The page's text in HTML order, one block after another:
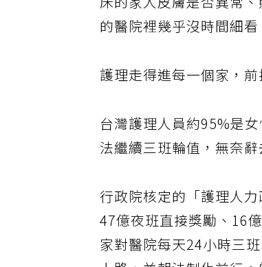
床的家人皮膚是否異常
的醫院裡幾乎沒時間細
護理走得進每一個家，
台灣護理人員約95%是
法繼續三班輪值，無奈
行政院核定的「護理人
47億夜班直接獎勵、16
家對醫院每天24小時三